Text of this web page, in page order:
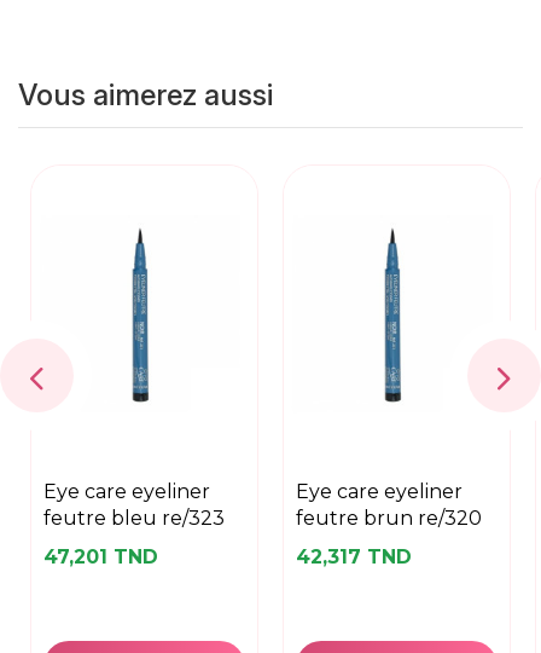
Vous aimerez aussi
eye care eyeliner
feutre bleu re/323
47,201 TND
eye care eyeliner
feutre brun re/320
42,317 TND